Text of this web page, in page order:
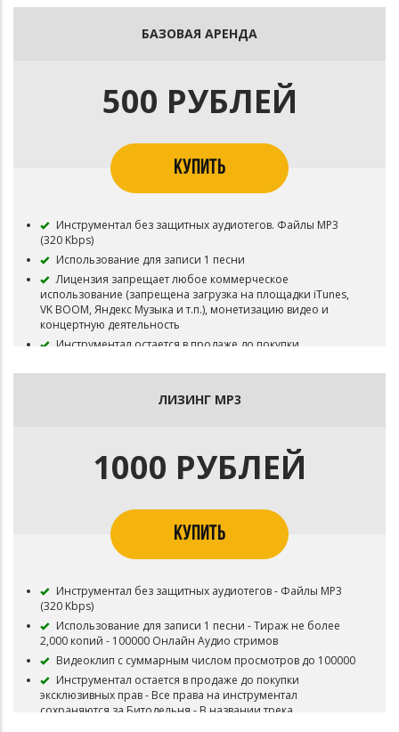
БАЗОВАЯ АРЕНДА
500 РУБЛЕЙ
КУПИТЬ
Инструментал без защитных аудиотегов. Файлы MP3
(320 Kbps)
Использование для записи 1 песни
Лицензия запрещает любое коммерческое
использование (запрещена загрузка на площадки iTunes,
VK BOOM, Яндекс Музыка и т.п.), монетизацию видео и
концертную деятельность
Инструментал остается в продаже до покупки
В названии трека необходимо указать (Prod.
Приобретая данный тип лицензии Вы соглашаетесь с
условиями пользования.
ЛИЗИНГ MP3
1000 РУБЛЕЙ
КУПИТЬ
Инструментал без защитных аудиотегов - Файлы MP3
(320 Kbps)
Использование для записи 1 песни - Тираж не более
2,000 копий - 100000 Онлайн Аудио стримов
Видеоклип с суммарным числом просмотров до 100000
Инструментал остается в продаже до покупки
эксклюзивных прав - Все права на инструментал
сохраняются за Битодельня - В названии трека